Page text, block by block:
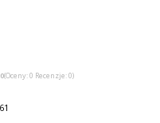
(Oceny: 0 Recenzje: 0)